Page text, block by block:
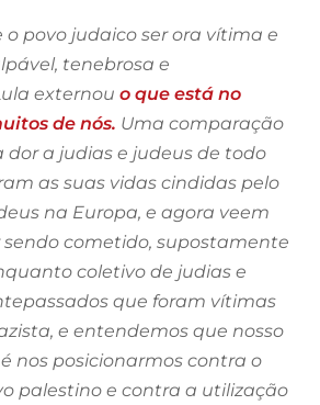
povo judaico ser ora vítima e
tenebrosa e
externou o que está no
de nós. Uma comparação
a judias e judeus de todo
as suas vidas cindidas pelo
na Europa, e agora veem
cometido, supostamente
coletivo de judias e
que foram vítimas
e entendemos que nosso
nos posicionarmos contra o
palestino e contra a utilização